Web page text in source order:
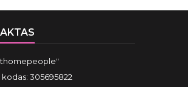
305695822